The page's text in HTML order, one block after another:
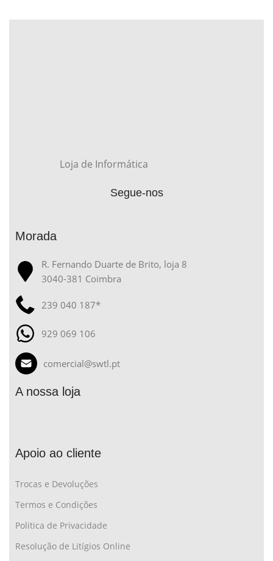
Loja de Informática
Segue-nos
Morada
R. Fernando Duarte de Brito, loja 8
3040-381 Coimbra
239 040 187*
929 069 106
comercial@swtl.pt
A nossa loja
Apoio ao cliente
Trocas e Devoluções
Termos e Condições
Politica de Privacidade
Resolução de Litígios Online